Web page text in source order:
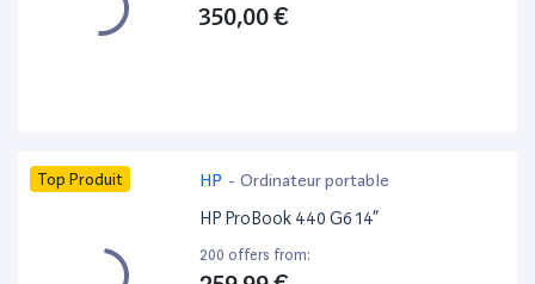
350,00 €
Top Produit HP - Ordinateur portable
HP ProBook 440 G6 14”
200 offers from: